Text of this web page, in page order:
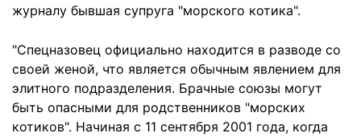
журналу бывшая супруга "морского котика".
"Спецназовец официально находится в разводе со
своей женой, что является обычным явлением для
элитного подразделения. Брачные союзы могут
быть опасными для родственников "морских
котиков". Начиная с 11 сентября 2001 года, когда